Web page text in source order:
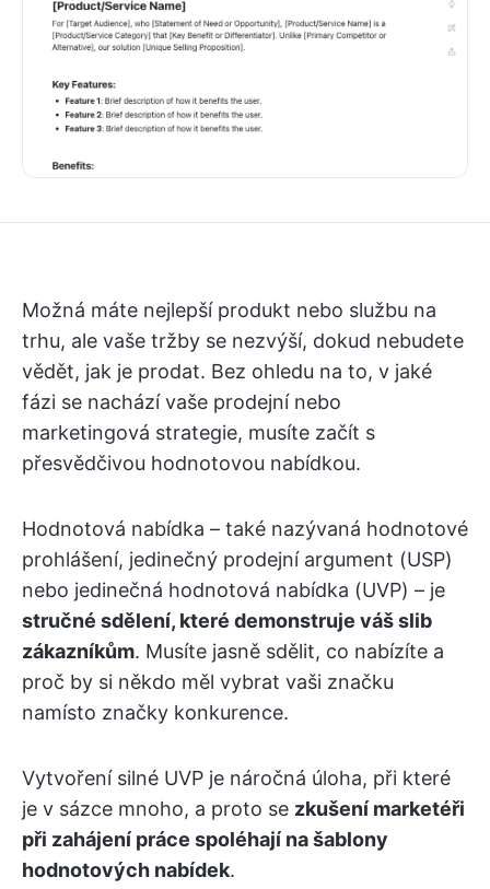
Možná máte nejlepší produkt nebo službu na
trhu, ale vaše tržby se nezvýší, dokud nebudete
vědět, jak je prodat. Bez ohledu na to, v jaké
fázi se nachází vaše prodejní nebo
marketingová strategie, musíte začít s
přesvědčivou hodnotovou nabídkou.
Hodnotová nabídka – také nazývaná hodnotové
prohlášení, jedinečný prodejní argument (USP)
nebo jedinečná hodnotová nabídka (UVP) – je
stručné sdělení, které demonstruje váš slib
zákazníkům. Musíte jasně sdělit, co nabízíte a
proč by si někdo měl vybrat vaši značku
namísto značky konkurence.
Vytvoření silné UVP je náročná úloha, při které
je v sázce mnoho, a proto se zkušení marketéři
při zahájení práce spoléhají našablony
hodnotových nabídek.